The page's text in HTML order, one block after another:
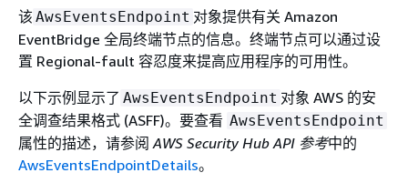
该 AwsEventsEndpoint 对象提供有关 Amazon
EventBridge 全局终端节点的信息。终端节点可以通过设
置 Regional-fault 容忍度来提高应用程序的可用性。
以下示例显示了 AwsEventsEndpoint 对象 AWS 的安
全调查结果格式 (ASFF)。要查看 AwsEventsEndpoint
属性的描述，请参阅AWS Security Hub API 参考中的
AwsEventsEndpointDetails。